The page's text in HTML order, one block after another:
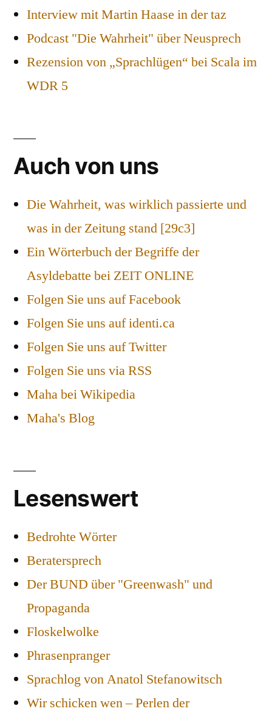
Interview mit Martin Haase in der taz
Podcast "Die Wahrheit" über Neusprech
Rezension von „Sprachlügen“ bei Scala im
WDR 5
Auch von uns
Die Wahrheit, was wirklich passierte und
was in der Zeitung stand [29c3]
Ein Wörterbuch der Begriffe der
Asyldebatte bei ZEIT ONLINE
Folgen Sie uns auf Facebook
Folgen Sie uns auf identi.ca
Folgen Sie uns auf Twitter
Folgen Sie uns via RSS
Maha bei Wikipedia
Maha's Blog
Lesenswert
Bedrohte Wörter
Beratersprech
Der BUND über "Greenwash" und
Propaganda
Floskelwolke
Phrasenpranger
Sprachlog von Anatol Stefanowitsch
Wir schicken wen – Perlen der